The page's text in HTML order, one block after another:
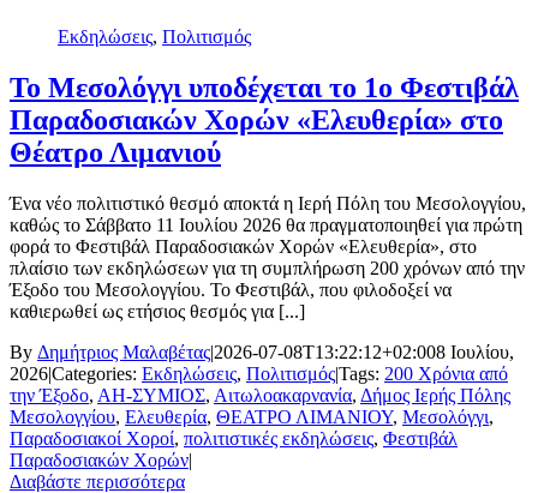
Εκδηλώσεις, Πολιτισμός
Το Μεσολόγγι υποδέχεται το 1ο Φεστιβάλ
Παραδοσιακών Χορών «Ελευθερία» στο
Θέατρο Λιμανιού
Ένα νέο πολιτιστικό θεσμό αποκτά η Ιερή Πόλη του Μεσολογγίου,
καθώς το Σάββατο 11 Ιουλίου 2026 θα πραγματοποιηθεί για πρώτη
φορά το Φεστιβάλ Παραδοσιακών Χορών «Ελευθερία», στο
πλαίσιο των εκδηλώσεων για τη συμπλήρωση 200 χρόνων από την
Έξοδο του Μεσολογγίου. Το Φεστιβάλ, που φιλοδοξεί να
καθιερωθεί ως ετήσιος θεσμός για [...]
By Δημήτριος Μαλαβέτας|2026-07-08T13:22:12+02:008 Ιουλίου,
2026|Categories: Εκδηλώσεις, Πολιτισμός|Tags: 200 Χρόνια από
την Έξοδο, ΑΗ-ΣΥΜΙΟΣ, Αιτωλοακαρνανία, Δήμος Ιερής Πόλης
Μεσολογγίου, Ελευθερία, ΘΕΑΤΡΟ ΛΙΜΑΝΙΟΥ, Μεσολόγγι,
Παραδοσιακοί Χοροί, πολιτιστικές εκδηλώσεις, Φεστιβάλ
Παραδοσιακών Χορών|
Διαβάστε περισσότερα